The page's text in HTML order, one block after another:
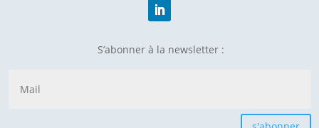
S’abonner à la newsletter :